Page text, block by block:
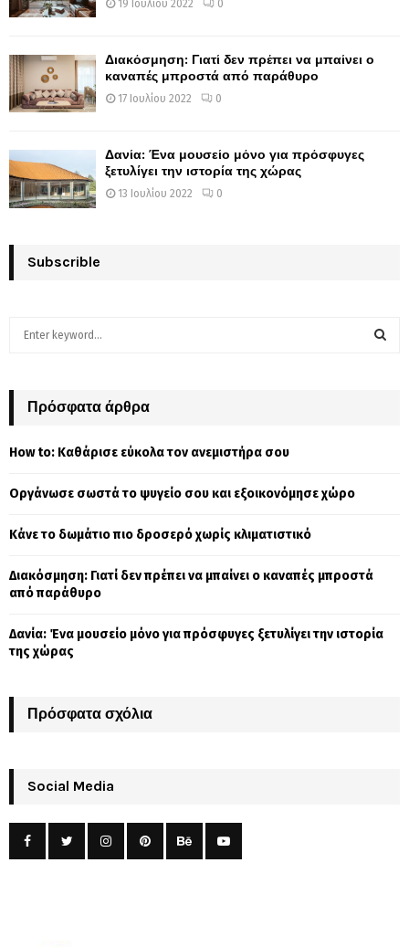
19 Ιουλίου 2022 0
Διακόσμηση: Γιατί δεν πρέπει να μπαίνει ο
καναπές μπροστά από παράθυρο
17 Ιουλίου 2022 0
Δανία: Ένα μουσείο μόνο για πρόσφυγες
ξετυλίγει την ιστορία της χώρας
13 Ιουλίου 2022 0
Subscrible
h
o
:
Πρόσφατα άρθρα
How to: Καθάρισε εύκολα τον ανεμιστήρα σου
Οργάνωσε σωστά το ψυγείο σου και εξοικονόμησε χώρο
Κάνε το δωμάτιο πιο δροσερό χωρίς κλιματιστικό
Διακόσμηση: Γιατί δεν πρέπει να μπαίνει ο καναπές μπροστά
από παράθυρο
Δανία: Ένα μουσείο μόνο για πρόσφυγες ξετυλίγει την ιστορία
της χώρας
Πρόσφατα σχόλια
Social Media